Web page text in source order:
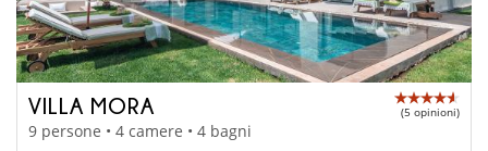
VILLA MORA (5 opinioni)
9 persone • 4 camere • 4 bagni